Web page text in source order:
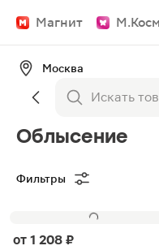
Магнит
Москва
Облысение
Фильтры
от 1 208 ₽